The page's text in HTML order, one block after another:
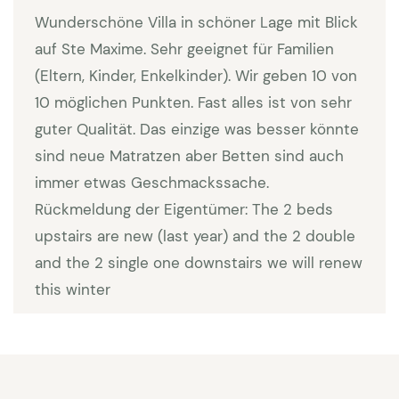
(Insgesamt sind diese Zimmer für 8 - 10 Personen
geeignet. Klimaanlage in 5 Schlafzimmern.
Zusätzlich mit einem Zuschlag kann ein Studio dazu
gebucht werden. Das Studio hat zwei Schlafzimmer
mit Doppelbetten und ein Badezimmer. Zusammen
mit diesem Studio ist das Haus für bis zu 14
Personen zu buchen. Natürlich wird das Studio
nicht gesondert vermietet sollten Sie es nicht
benötigen.
Wunderschöne Villa in schöner Lage mit Blick
auf Ste Maxime. Sehr geeignet für Familien
(Eltern, Kinder, Enkelkinder). Wir geben 10 von
10 möglichen Punkten. Fast alles ist von sehr
guter Qualität. Das einzige was besser könnte
sind neue Matratzen aber Betten sind auch
immer etwas Geschmackssache.
Rückmeldung der Eigentümer: The 2 beds
upstairs are new (last year) and the 2 double
and the 2 single one downstairs we will renew
this winter